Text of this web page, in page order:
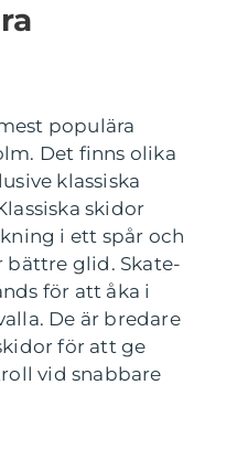
populära
Det finns olika
klassiska
skidor
i ett spår och
bättre glid. Skate-
för att åka i
De är bredare
för att ge
vid snabbare